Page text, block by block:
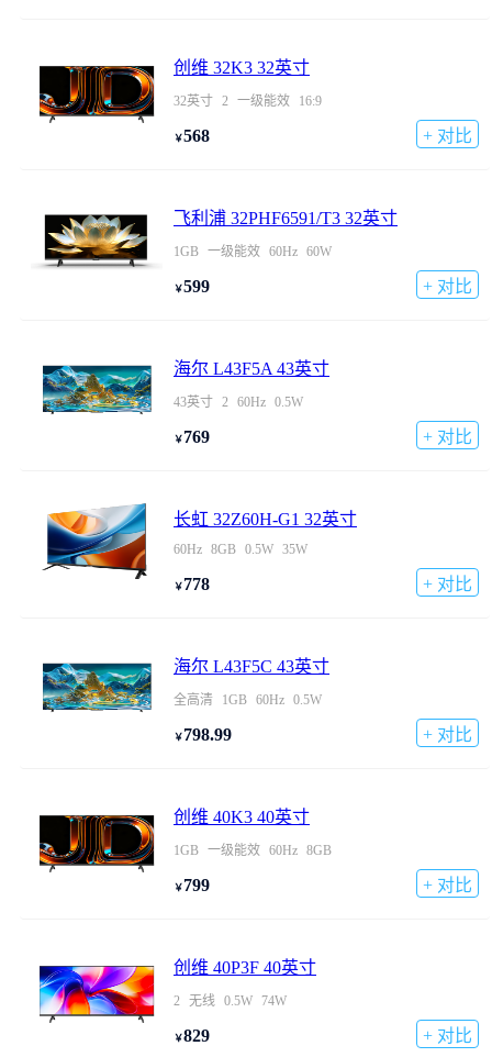
创维 32K3 32英寸
32英寸 2 一级能效 16:9
￥568 + 对比
飞利浦 32PHF6591/T3 32英寸
1GB 一级能效 60Hz 60W
￥599 + 对比
海尔 L43F5A 43英寸
43英寸 2 60Hz 0.5W
￥ 769 + 对比
长虹 32Z60H-G1 32英寸
60Hz 8GB 0.5W 35W
￥ 778 + 对比
海尔 L43F5C 43英寸
全高清 1GB 60Hz 0.5W
￥ 798.99 + 对比
创维 40K3 40英寸
1GB 一级能效 60Hz 8GB
￥ 799 + 对比
创维 40P3F 40英寸
2 无线 0.5W 74W
￥829 + 对比